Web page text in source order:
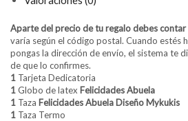
Aparte del precio de tu regalo debes
varía según el código postal. Cuando estés
pongas la dirección de envío, el sistema te
de que lo confirmes.
1 Tarjeta Dedicatoria
1Globo de latex Felicidades Abuela
1 Taza Felicidades Abuela Diseño Mykukis
1 Taza Termo